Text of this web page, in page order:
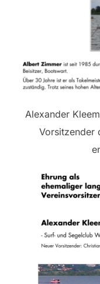
Alexander
Vorsitzender